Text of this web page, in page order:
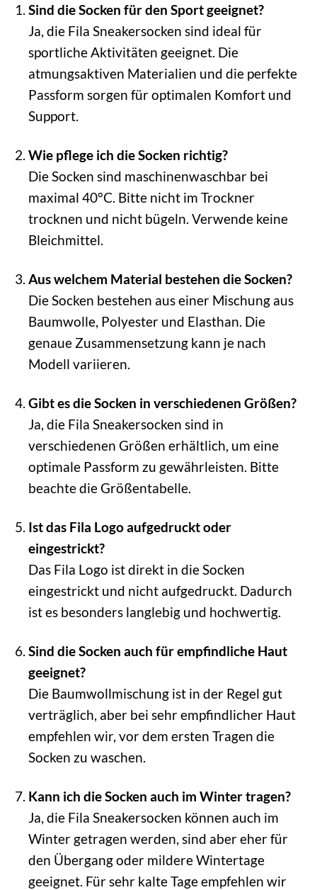
Sind die Socken für den Sport geeignet?
Ja, die Fila Sneakersocken sind ideal für
sportliche Aktivitäten geeignet. Die
atmungsaktiven Materialien und die perfekte
Passform sorgen für optimalen Komfort und
Support.
Wie pflege ich die Socken richtig?
Die Socken sind maschinenwaschbar bei
maximal 40°C. Bitte nicht im Trockner
trocknen und nicht bügeln. Verwende keine
Bleichmittel.
Aus welchem Material bestehen die Socken?
Die Socken bestehen aus einer Mischung aus
Baumwolle, Polyester und Elasthan. Die
genaue Zusammensetzung kann je nach
Modell variieren.
Gibt es die Socken in verschiedenen Größen?
Ja, die Fila Sneakersocken sind in
verschiedenen Größen erhältlich, um eine
optimale Passform zu gewährleisten. Bitte
beachte die Größentabelle.
Ist das Fila Logo aufgedruckt oder
eingestrickt?
Das Fila Logo ist direkt in die Socken
eingestrickt und nicht aufgedruckt. Dadurch
ist es besonders langlebig und hochwertig.
Sind die Socken auch für empfindliche Haut
geeignet?
Die Baumwollmischung ist in der Regel gut
verträglich, aber bei sehr empfindlicher Haut
empfehlen wir, vor dem ersten Tragen die
Socken zu waschen.
Kann ich die Socken auch im Winter tragen?
Ja, die Fila Sneakersocken können auch im
Winter getragen werden, sind aber eher für
den Übergang oder mildere Wintertage
geeignet. Für sehr kalte Tage empfehlen wir